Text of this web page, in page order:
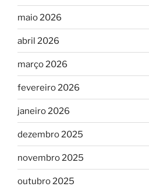
maio 2026
abril 2026
março 2026
fevereiro 2026
janeiro 2026
dezembro 2025
novembro 2025
outubro 2025